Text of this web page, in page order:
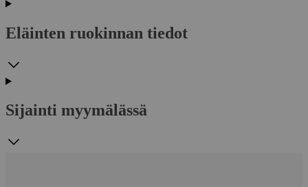
Eläinten ruokinnan tiedot
Sijainti myymälässä